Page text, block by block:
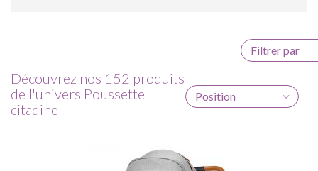
Filtrer par
Découvrez nos 152 produits
de l'univers Poussette
citadine
Position